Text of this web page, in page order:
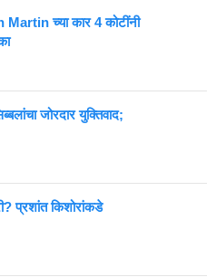
Martin च्या कार 4 कोटींनी
जोरदार युक्तिवाद;
प्रशांत किशोरांकडे